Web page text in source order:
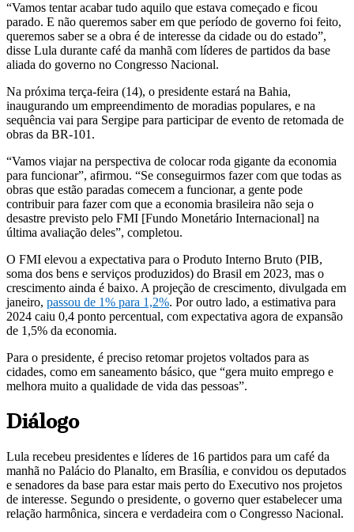
“Vamos tentar acabar tudo aquilo que estava começado e ficou
parado. E não queremos saber em que período de governo foi feito,
queremos saber se a obra é de interesse da cidade ou do estado”,
disse Lula durante café da manhã com líderes de partidos da base
aliada do governo no Congresso Nacional.
Na próxima terça-feira (14), o presidente estará na Bahia,
inaugurando um empreendimento de moradias populares, e na
sequência vai para Sergipe para participar de evento de retomada de
obras da BR-101.
“Vamos viajar na perspectiva de colocar roda gigante da economia
para funcionar”, afirmou. “Se conseguirmos fazer com que todas as
obras que estão paradas comecem a funcionar, a gente pode
contribuir para fazer com que a economia brasileira não seja o
desastre previsto pelo FMI [Fundo Monetário Internacional] na
última avaliação deles”, completou.
O FMI elevou a expectativa para o Produto Interno Bruto (PIB,
soma dos bens e serviços produzidos) do Brasil em 2023, mas o
crescimento ainda é baixo. A projeção de crescimento, divulgada em
janeiro, passou de 1% para 1,2%. Por outro lado, a estimativa para
2024 caiu 0,4 ponto percentual, com expectativa agora de expansão
de 1,5% da economia.
Para o presidente, é preciso retomar projetos voltados para as
cidades, como em saneamento básico, que “gera muito emprego e
melhora muito a qualidade de vida das pessoas”.
Diálogo
Lula recebeu presidentes e líderes de 16 partidos para um café da
manhã no Palácio do Planalto, em Brasília, e convidou os deputados
e senadores da base para estar mais perto do Executivo nos projetos
de interesse. Segundo o presidente, o governo quer estabelecer uma
relação harmônica, sincera e verdadeira com o Congresso Nacional.